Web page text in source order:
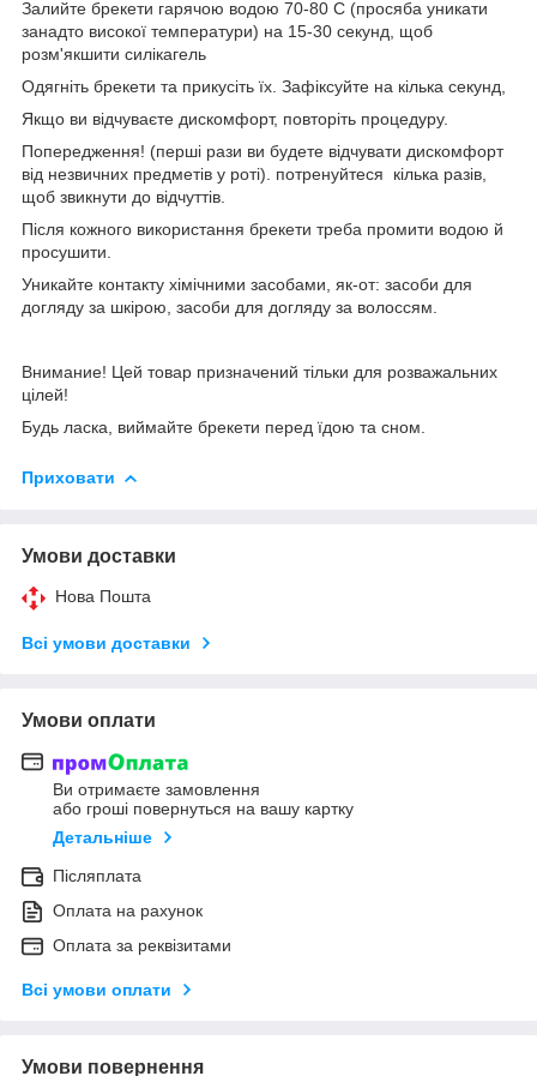
Залийте брекети гарячою водою 70-80 С (просяба уникати
занадто високої температури) на 15-30 секунд, щоб
розм'якшити силікагель
Одягніть брекети та прикусіть їх. Зафіксуйте на кілька секунд,
Якщо ви відчуваєте дискомфорт, повторіть процедуру.
Попередження! (перші рази ви будете відчувати дискомфорт
від незвичних предметів у роті). потренуйтеся кілька разів,
щоб звикнути до відчуттів.
Після кожного використання брекети треба промити водою й
просушити.
Уникайте контакту хімічними засобами, як-от: засоби для
догляду за шкірою, засоби для догляду за волоссям.
Внимание! Цей товар призначений тільки для розважальних
цілей!
Будь ласка, виймайте брекети перед їдою та сном.
Приховати
Умови доставки
Нова Пошта
Всі умови доставки
Умови оплати
Ви отримаєте замовлення
або гроші повернуться на вашу картку
Детальніше
Післяплата
Оплата на рахунок
Оплата за реквізитами
Всі умови оплати
Умови повернення